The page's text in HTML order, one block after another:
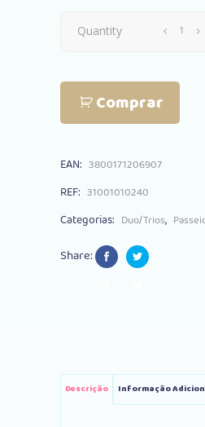
Trio
3
1
Cinza
Quantity
Comprar
EAN: 3800171206907
REF: 31001010240
Categorias: Duo/Trios,
Share:
Descrição Informação